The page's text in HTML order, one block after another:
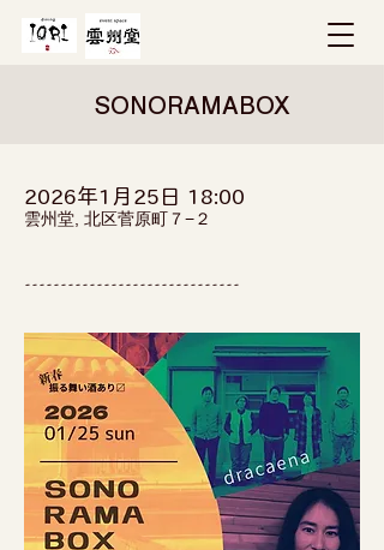
SONORAMABOX
2026年1月25日 18:00
雲州堂, 北区菅原町７−２
------------------------------